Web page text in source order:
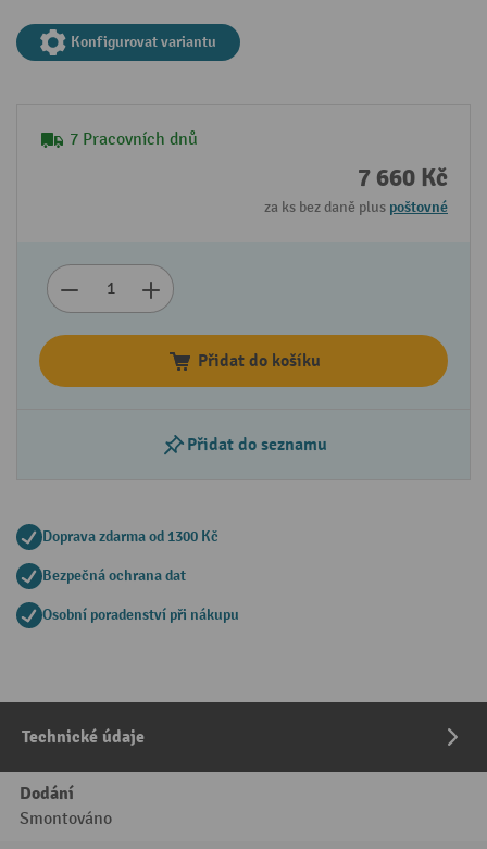
Konfigurovat variantu
7 Pracovních dnů
7 660 Kč
za ks bez daně plus poštovné
Přidat do košíku
Přidat do seznamu
Doprava zdarma od 1300 Kč
Bezpečná ochrana dat
Osobní poradenství při nákupu
Technické údaje
Dodání
Smontováno